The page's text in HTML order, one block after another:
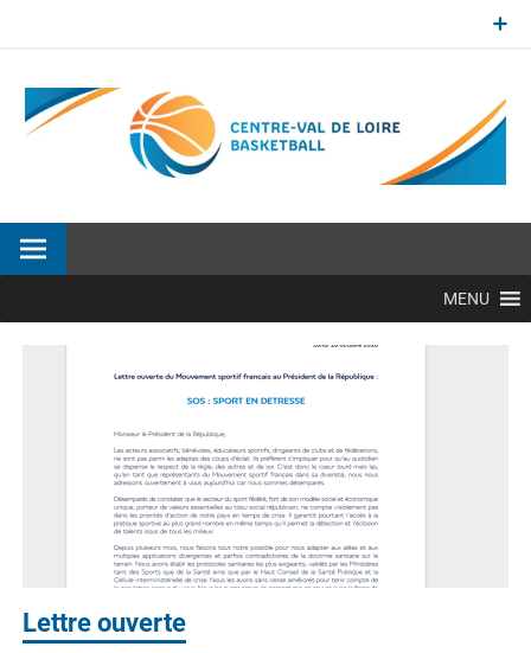
MENU
Lettre ouverte